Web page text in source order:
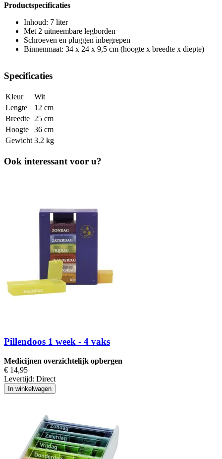
Productspecificaties
Inhoud: 7 liter
Met 2 uitneembare legborden
Schroeven en pluggen inbegrepen
Binnenmaat: 34 x 24 x 9,5 cm (hoogte x breedte x diepte)
Specificaties
Kleur
Wit
Lengte
12 cm
Breedte 25 cm
Hoogte
36 cm
Gewicht 3.2 kg
Ook interessant voor u?
Pillendoos 1 week - 4 vaks
Medicijnen overzichtelijk opbergen
€ 14,95
Levertijd: Direct
In winkelwagen